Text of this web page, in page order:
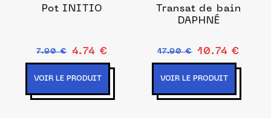
Pot INITIO
7.90 € 4.74 €
VOIR LE PRODUIT
Transat de bain
DAPHNÉ
17.90 € 10.74 €
VOIR LE PRODUIT